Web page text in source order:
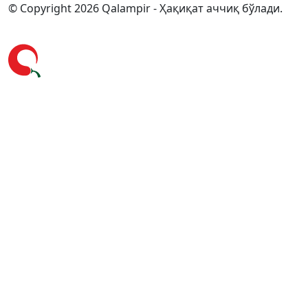
© Copyright 2026 Qalampir - Ҳақиқат аччиқ бўлади.